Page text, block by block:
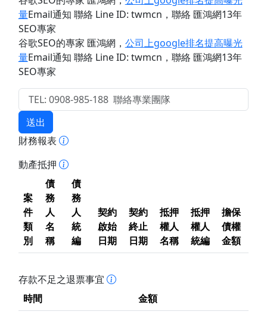
量Email通知 聯絡 Line ID: twmcn ，聯絡 匯鴻網13年
SEO專家
谷歌SEO的專家 匯鴻網 ， 公司上google排名提高曝光
量Email通知 聯絡 Line ID: twmcn ，聯絡 匯鴻網13年
SEO專家
送出
財務報表
動產抵押
案
件
類
別
債
務
人
名
稱
債
務
人
統
編
契約
啟始
日期
契約
終止
日期
抵押
權人
名稱
抵押
權人
統編
擔保
債權
金額
存款不足之退票事宜
時間
金額